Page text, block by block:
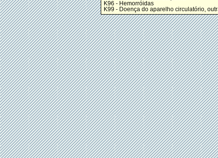
K96 - Hemorróidas
K99 - Doença do aparelho circulatório,